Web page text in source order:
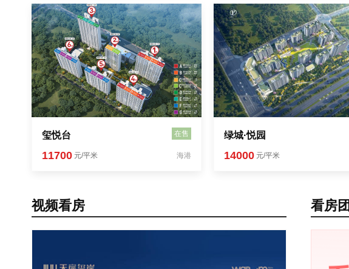
玺悦台 在售
11700 元/平米 海港
绿城·悦园
14000 元/平米
视频看房 看房团